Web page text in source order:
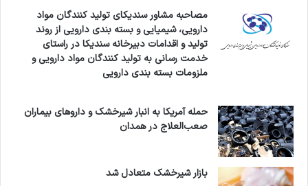
مصاحبه مشاور سندیکای تولید کنندگان مواد
دارویی، شیمیایی و بسته بندی دارویی از روند
تولید و اقدامات دبیرخانه سندیکا در راستای
خدمت رسانی به تولید کنندگان مواد دارویی و
ملزومات بسته بندی دارویی
حمله آمریکا به انبار شیرخشک و داروهای بیماران
صعب‌العلاج در همدان
بازار شیرخشک متعادل شد